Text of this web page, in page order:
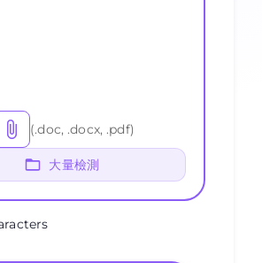
(.doc, .docx, .pdf)
大量檢測